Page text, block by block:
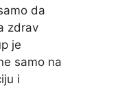
da
zdrav
je
samo na
i